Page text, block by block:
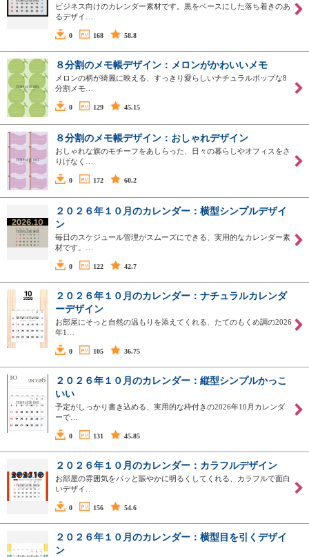
ビジネス向けのカレンダー素材です。黒をベースにした落ち着きのあ
るデザイ…
0 168 58.8
８分割のメモ帳デザイン：メロンがかわいいメモ
メロンの柄が綺麗に映える、すっきり愛らしいナチュラルポップな8
分割メモ…
0 129 45.15
８分割のメモ帳デザイン：おしゃれデザイン
おしゃれな旗のモチーフをあしらった、日々の暮らしやオフィスをさ
りげなく…
0 172 60.2
２０２６年１０月のカレンダー：横型シンプルデザイ
ン
毎日のスケジュール管理がスムーズにできる、実用的なカレンダー素
材です。…
0 122 42.7
２０２６年１０月のカレンダー：ナチュラルカレンダ
ーデザイン
お部屋にそっと自然の温もりを添えてくれる、たてのもくめ調の2026
年1…
0 105 36.75
２０２６年１０月のカレンダー：縦型シンプルかっこ
いい
予定がしっかり書き込める、実用的な枠付きの2026年10月カレンダ
ーで…
0 131 45.85
２０２６年１０月のカレンダー：カラフルデザイン
お部屋の雰囲気をパッと賑やかに明るくしてくれる、カラフルで面白
いデザイ…
0 156 54.6
２０２６年１０月のカレンダー：横型目を引くデザイ
ン